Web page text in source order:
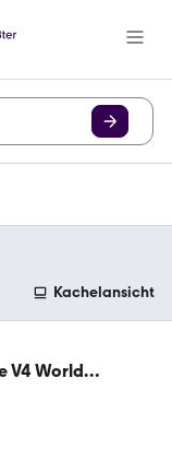
Kachelansicht
V4 World
Pecco Bagnaia